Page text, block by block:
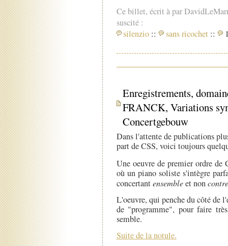
Ce billet, écrit à par
suscité :
silenzio :: sans ricochet ::
Enregistrements,
FRANCK, Variations
Concertgebouw
Dans l'attente de publications
part de CSS, voici toujours
Une oeuvre de premier ordre de
où un piano soliste s'intègre
concertantensembleet noncontre
L'oeuvre, qui penche du côté de
de "programme", pour faire
semble.
Suite de la notule.